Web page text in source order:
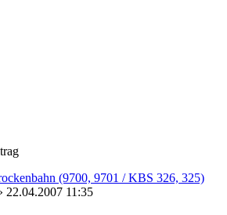
(9700, 9701 / KBS 326, 325)
22.04.2007 11:35